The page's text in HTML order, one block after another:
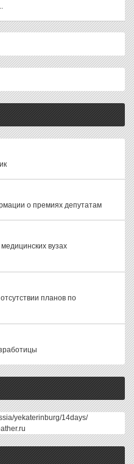
о премиях депутатам
вузах
планов по
yekaterinburg/14days/